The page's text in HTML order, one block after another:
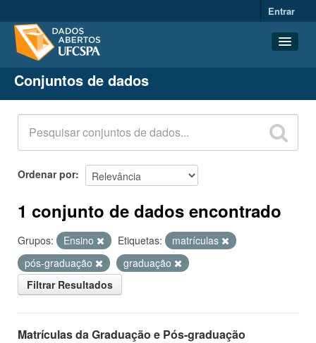
Entrar
Conjuntos de dados
Organizações
Grupos
Sobre
Conjuntos de dados
Ordenar por
1 conjunto de dados encontrado
Grupos: Ensino Etiquetas:
matrículas
pós-graduação
graduação
Filtrar Resultados
Matrículas da Graduação e Pós-graduação